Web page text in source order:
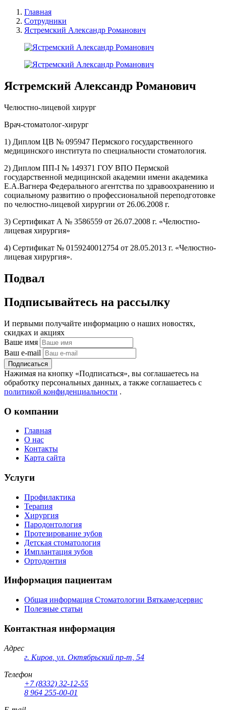
Главная
Сотрудники
Ястремский Александр Романович
Ястремский Александр Романович
Челюстно-лицевой хирург
Врач-стоматолог-хирург
1) Диплом ЦВ № 095947 Пермского государственного
медицинского института по специальности стоматология.
2) Диплом ПП-I № 149371 ГОУ ВПО Пермской
государственной медицинской академии имени академика
Е.А.Вагнера Федерального агентства по здравоохранению и
социальному развитию о профессиональной переподготовке
по челюстно-лицевой хирургии от 26.06.2008 г.
3) Сертификат А № 3586559 от 26.07.2008 г. «Челюстно-
лицевая хирургия»
4) Сертификат № 0159240012754 от 28.05.2013 г. «Челюстно-
лицевая хирургия».
Подвал
Подпиcывайтесь на рассылку
И первыми получайте информацию о наших новостях,
скидках и акциях
Ваше имя
Ваш e-mail
Подписаться
Нажимая на кнопку «Подписаться», вы соглашаетесь на
обработку персональных данных, а также соглашаетесь с
политикой конфиденциальности .
О компании
Главная
О нас
Контакты
Карта сайта
Услуги
Профилактика
Терапия
Хирургия
Пародонтология
Протезирование зубов
Детская стоматология
Имплантация зубов
Ортодонтия
Информация пациентам
Общая информация Стоматологии Вяткамедсервис
Полезные статьи
Контактная информация
Адрес
г. Киров ул. Октябрьский пр-т, 54
Телефон
+7 (8332) 32-12-55
8 964 255-00-01